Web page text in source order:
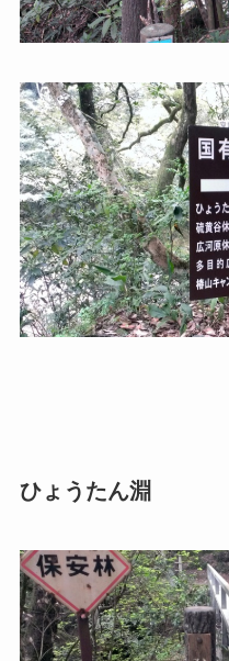
ひょうたん淵